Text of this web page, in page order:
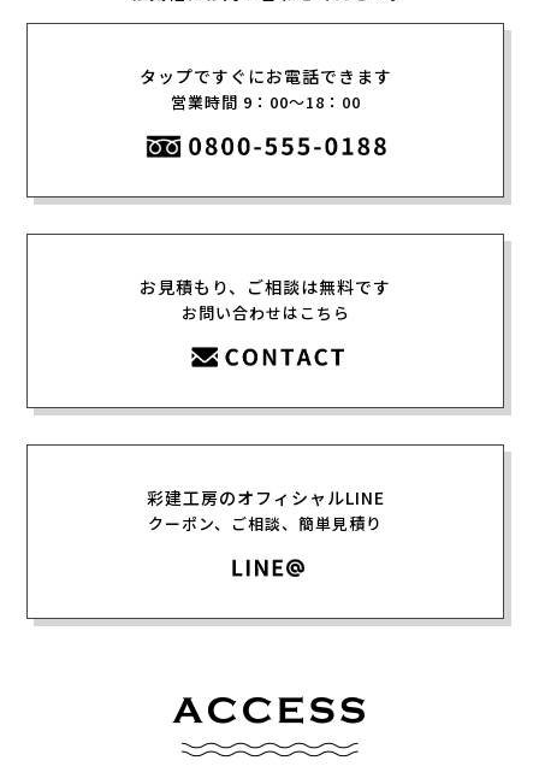
タップですぐにお電話できます
営業時間 9：00〜18：00
お見積もり、ご相談は無料です
お問い合わせはこちら
彩建工房のオフィシャルLINE
クーポン、ご相談、簡単見積り